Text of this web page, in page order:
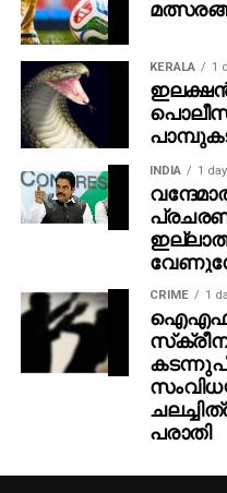
KERALA 1
INDIA 1
CRIME 1
പരാതി